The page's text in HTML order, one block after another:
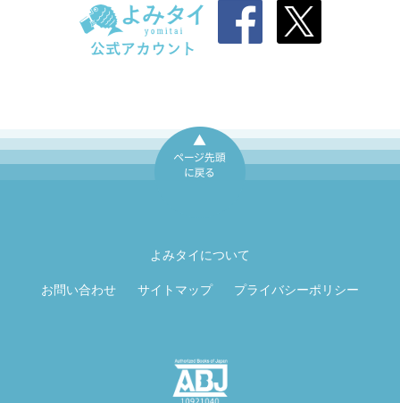
よみタイについて
お問い合わせ サイトマップ プライバシーポリシー